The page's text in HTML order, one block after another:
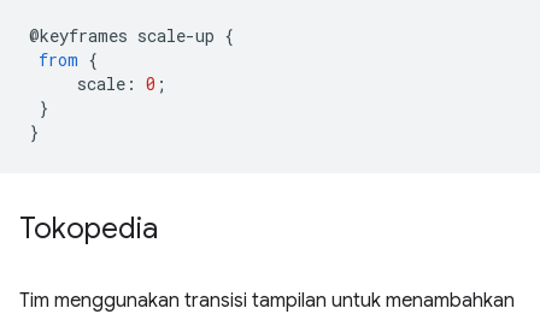
@keyframes scale-up {
from {
scale : 0 ;
}
}
Tokopedia
Tim menggunakan transisi tampilan untuk menambahkan